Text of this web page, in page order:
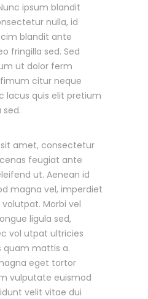
ipsum blandit
nulla, id
blandit ante
fringilla sed. Sed
ut dolor ferm
citur neque
lacus quis elit pretium
sed.
amet, consectetur
feugiat ante
ut. Aenean id
magna vel, imperdiet
Morbi vel
ligula sed,
vol utpat ultricies
quam mattis a.
eget tortor
vulputate euismod
velit vitae dui